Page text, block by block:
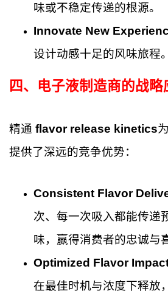
味或不稳定传递的根源。
Innovate New
设计动感十足的风味旅程。
四、 电子液制造商的战略
精通 flavor release kinetics
提供了深远的竞争优势：
Consistent Flavor
次、每一次吸入都能传递
味，赢得消费者的忠诚与
Optimized Flavor
在最佳时机与浓度下释放